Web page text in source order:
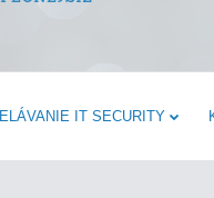
IT SECURITY